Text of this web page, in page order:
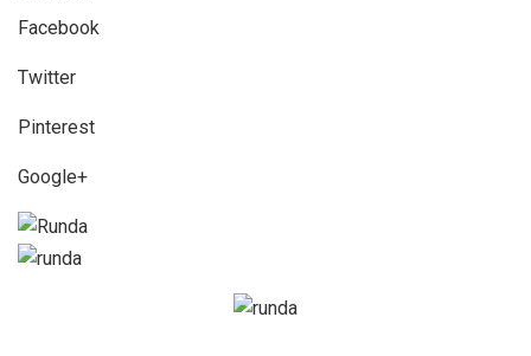
Facebook
Twitter
Pinterest
Google+